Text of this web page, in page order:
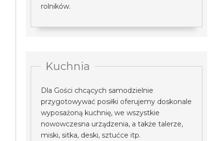
rolników.
Kuchnia
Dla Gości chcących samodzielnie
przygotowywać posiłki oferujemy doskonale
wyposażoną kuchnię, we wszystkie
nowowczesna urządzenia, a także talerze,
miski, sitka, deski, sztućce itp.